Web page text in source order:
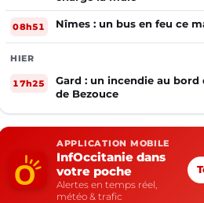
08h51 Nîmes : un bus en feu ce
HIER
17h25
Gard : un incendie au bord
de Bezouce
APPLICATION MOBILE
InfOccitanie dans
votre poche
Alertes en temps réel,
météo & trafic